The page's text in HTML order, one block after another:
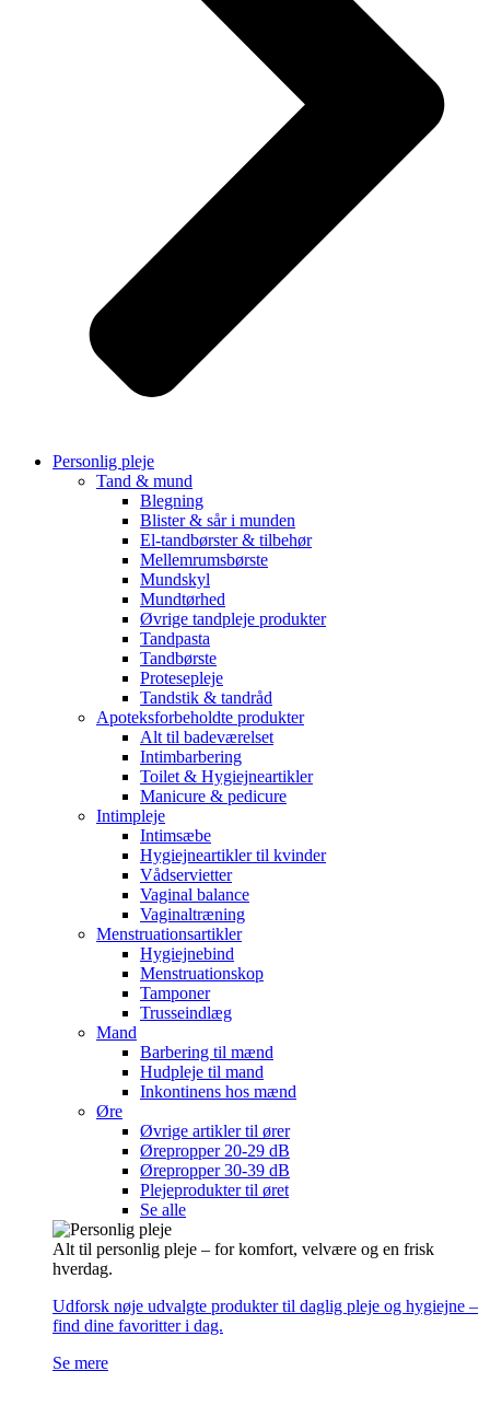
Personlig pleje
Tand & mund
Blegning
Blister & sår i munden
El-tandbørster & tilbehør
Mellemrumsbørste
Mundskyl
Mundtørhed
Øvrige tandpleje produkter
Tandpasta
Tandbørste
Protesepleje
Tandstik & tandråd
Apoteksforbeholdte produkter
Alt til badeværelset
Intimbarbering
Toilet & Hygiejneartikler
Manicure & pedicure
Intimpleje
Intimsæbe
Hygiejneartikler til kvinder
Vådservietter
Vaginal balance
Vaginaltræning
Menstruationsartikler
Hygiejnebind
Menstruationskop
Tamponer
Trusseindlæg
Mand
Barbering til mænd
Hudpleje til mand
Inkontinens hos mænd
Øre
Øvrige artikler til ører
Ørepropper 20-29 dB
Ørepropper 30-39 dB
Plejeprodukter til øret
Se alle
Alt til personlig pleje – for komfort, velvære og en frisk
hverdag.
Udforsk nøje udvalgte produkter til daglig pleje og hygiejne –
find dine favoritter i dag.
Se mere